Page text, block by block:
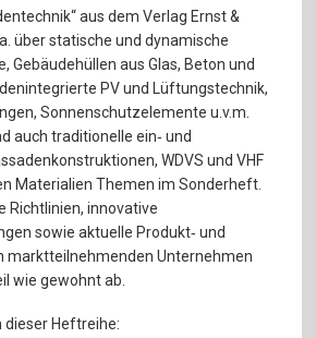
aus dem Verlag Ernst &
über statische und dynamische
Gebäudehüllen aus Glas, Beton und
PV und Lüftungstechnik,
Sonnenschutzelemente u.v.m.
auch traditionelle ein‐ und
WDVS und VHF
Materialien Themen im Sonderheft.
Richtlinien, innovative
sowie aktuelle Produkt‐ und
marktteilnehmenden Unternehmen
wie gewohnt ab.
dieser Heftreihe: